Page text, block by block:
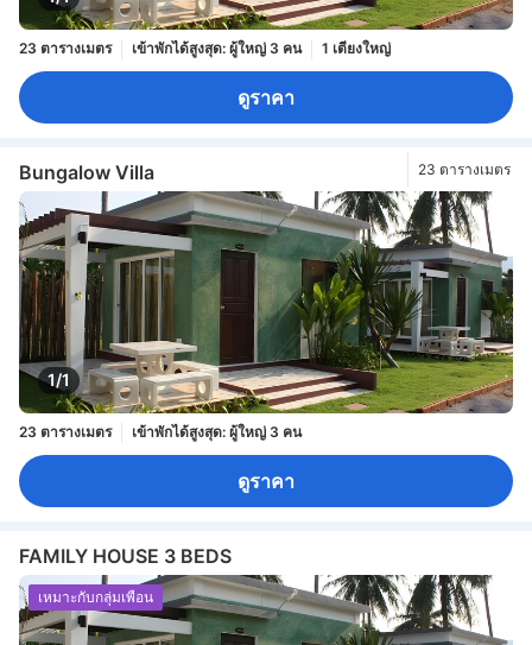
23 ตารางเมตร เข้าพักได้สูงสุด: ผู้ใหญ่ 3 คน 1 เตียงใหญ่
ดูราคา
Bungalow Villa 23 ตารางเมตร
1/1
23 ตารางเมตร เข้าพักได้สูงสุด: ผู้ใหญ่ 3 คน
ดูราคา
FAMILY HOUSE 3 BEDS
เหมาะกับกลุ่มเพื่อน